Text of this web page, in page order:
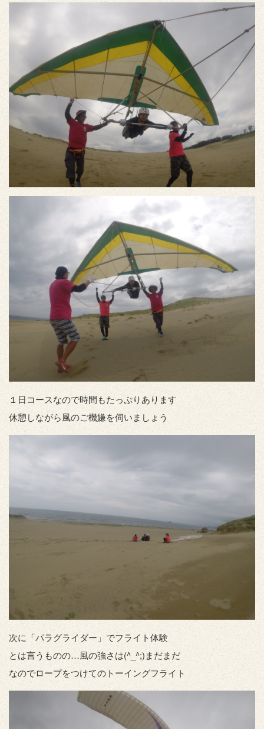
１日コースなので時間もたっぷりあります
休憩しながら風のご機嫌を伺いましょう
次に「パラグライダー」でフライト体験
とは言うものの…風の強さは(^_^;)まだまだ
なのでロープをつけてのトーイングフライト